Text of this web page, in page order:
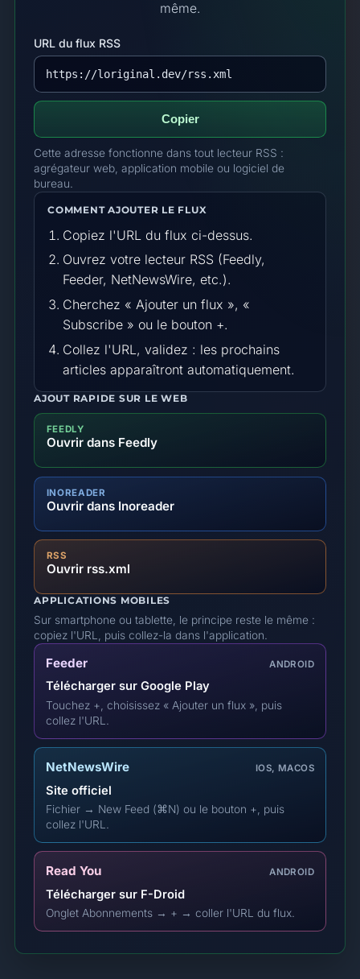
même.
URL du flux RSS
Copier
Cette adresse fonctionne dans tout lecteur RSS :
agrégateur web, application mobile ou logiciel de
bureau.
COMMENT AJOUTER LE FLUX
Copiez l'URL du flux ci-dessus.
Ouvrez votre lecteur RSS (Feedly,
Feeder, NetNewsWire, etc.).
Cherchez « Ajouter un flux », «
Subscribe » ou le bouton +.
Collez l'URL, validez : les prochains
articles apparaîtront automatiquement.
AJOUT RAPIDE SUR LE WEB
FEEDLY
Ouvrir dans Feedly
INOREADER
Ouvrir dans Inoreader
RSS
Ouvrir rss.xml
APPLICATIONS MOBILES
Sur smartphone ou tablette, le principe reste le même :
copiez l'URL, puis collez-la dans l'application.
Feeder ANDROID
Télécharger sur Google Play
Touchez +, choisissez « Ajouter un flux », puis
collez l'URL.
NetNewsWire IOS, MACOS
Site officiel
Fichier → New Feed (⌘N) ou le bouton +, puis
collez l'URL.
Read You ANDROID
Télécharger sur F-Droid
Onglet Abonnements → + → coller l'URL du flux.